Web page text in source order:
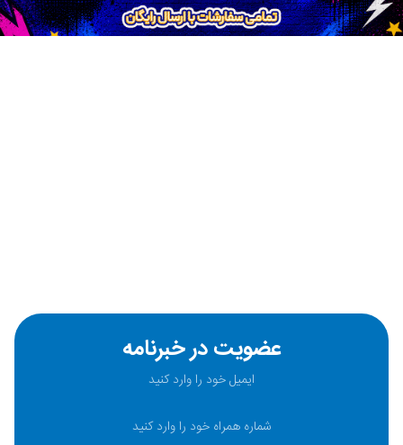
عضویت در خبرنامه